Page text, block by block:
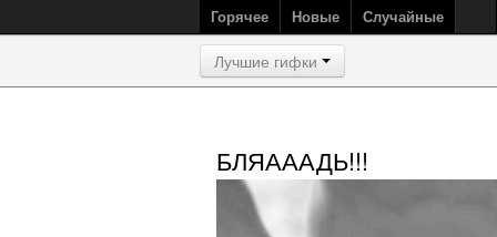
Горячее Новые Случайные
Лучшие гифки
БЛЯАААДЬ!!!